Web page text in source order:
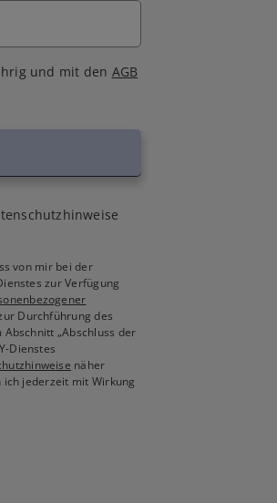
und mit den AGB
von mir bei der
zur Verfügung
Durchführung des
„Abschluss der
Dienstes
näher
ich jederzeit mit Wirkung